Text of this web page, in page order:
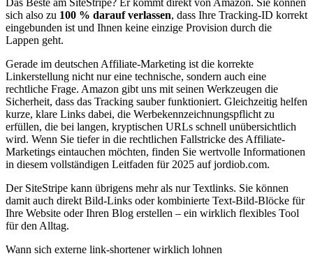
sich also zu 100 % darauf verlassen, dass Ihre Tracking-ID korrekt
eingebunden ist und Ihnen keine einzige Provision durch die
Lappen geht.
Gerade im deutschen Affiliate-Marketing ist die korrekte
Linkerstellung nicht nur eine technische, sondern auch eine
rechtliche Frage. Amazon gibt uns mit seinen Werkzeugen die
Sicherheit, dass das Tracking sauber funktioniert. Gleichzeitig helfen
kurze, klare Links dabei, die Werbekennzeichnungspflicht zu
erfüllen, die bei langen, kryptischen URLs schnell unübersichtlich
wird. Wenn Sie tiefer in die rechtlichen Fallstricke des Affiliate-
Marketings eintauchen möchten, finden Sie wertvolle Informationen
in diesem vollständigen Leitfaden für 2025 auf jordiob.com.
Der SiteStripe kann übrigens mehr als nur Textlinks. Sie können
damit auch direkt Bild-Links oder kombinierte Text-Bild-Blöcke für
Ihre Website oder Ihren Blog erstellen – ein wirklich flexibles Tool
für den Alltag.
Wann sich externe link-shortener wirklich lohnen